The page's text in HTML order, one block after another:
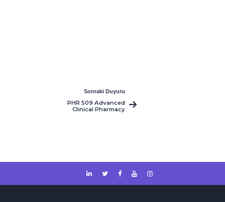
Sonraki Duyuru
PHR 509 Advanced
Clinical Pharmacy